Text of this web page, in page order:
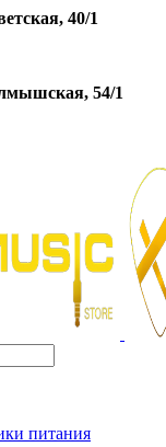
40/1
54/1
питания